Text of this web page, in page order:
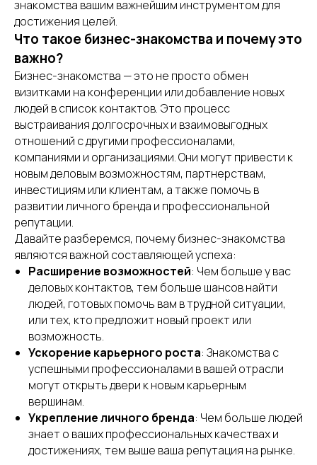
знакомства вашим важнейшим инструментом для
достижения целей.
Что такое бизнес-знакомства и почему это
важно?
Бизнес-знакомства — это не просто обмен
визитками на конференции или добавление новых
людей в список контактов. Это процесс
выстраивания долгосрочных и взаимовыгодных
отношений с другими профессионалами,
компаниями и организациями. Они могут привести к
новым деловым возможностям, партнерствам,
инвестициям или клиентам, а также помочь в
развитии личного бренда и профессиональной
репутации.
Давайте разберемся, почему бизнес-знакомства
являются важной составляющей успеха:
Расширение возможностей: Чем больше у вас
деловых контактов, тем больше шансов найти
людей, готовых помочь вам в трудной ситуации,
или тех, кто предложит новый проект или
возможность.
Ускорение карьерного роста: Знакомства с
успешными профессионалами в вашей отрасли
могут открыть двери к новым карьерным
вершинам.
Укрепление личного бренда: Чем больше людей
знает о ваших профессиональных качествах и
достижениях, тем выше ваша репутация на рынке.